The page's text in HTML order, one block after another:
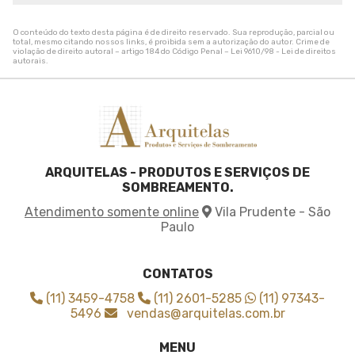
Tela de sombreamento sob medida
Tela de sombreamento solar
Tela de sombreamento toldo
Tela de sombreamento triangular
Tela de sombrite 50
Tela de sombrite para horta
Tela para agricultura
Tela para cobrir plantas
Tela para sombreamento agricola
Tela para sombreamento de horta
Tela sombrite 50 3x50
Tela sombrite 50 4x50
Tela sombrite 50 onde comprar
O conteúdo do texto desta página é de direito reservado. Sua reprodução, parcial ou
total, mesmo citando nossos links, é proibida sem a autorização do autor. Crime de
violação de direito autoral – artigo 184 do Código Penal – Lei 9610/98 - Lei de direitos
autorais.
ARQUITELAS - PRODUTOS E SERVIÇOS DE
SOMBREAMENTO.
Atendimento somente online
Vila Prudente - São
Paulo
CONTATOS
(11) 3459-4758
(11) 2601-5285
(11) 97343-
5496
vendas@arquitelas.com.br
MENU